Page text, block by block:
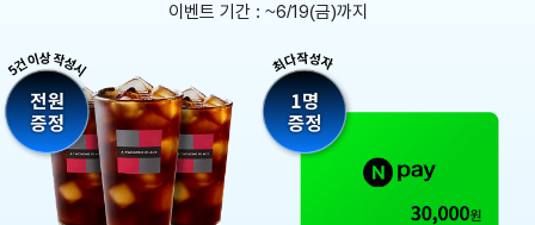
이벤트 기간 : ~6/19(금)까지